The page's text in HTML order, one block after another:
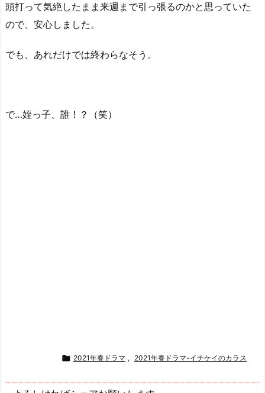
頭打って気絶したまま来週まで引っ張るのかと思っていた
ので、安心しました。
でも、あれだけでは終わらなそう。
で…姪っ子、誰！？（笑）
 2021年春ドラマ , 2021年春ドラマ-イチケイのカラス